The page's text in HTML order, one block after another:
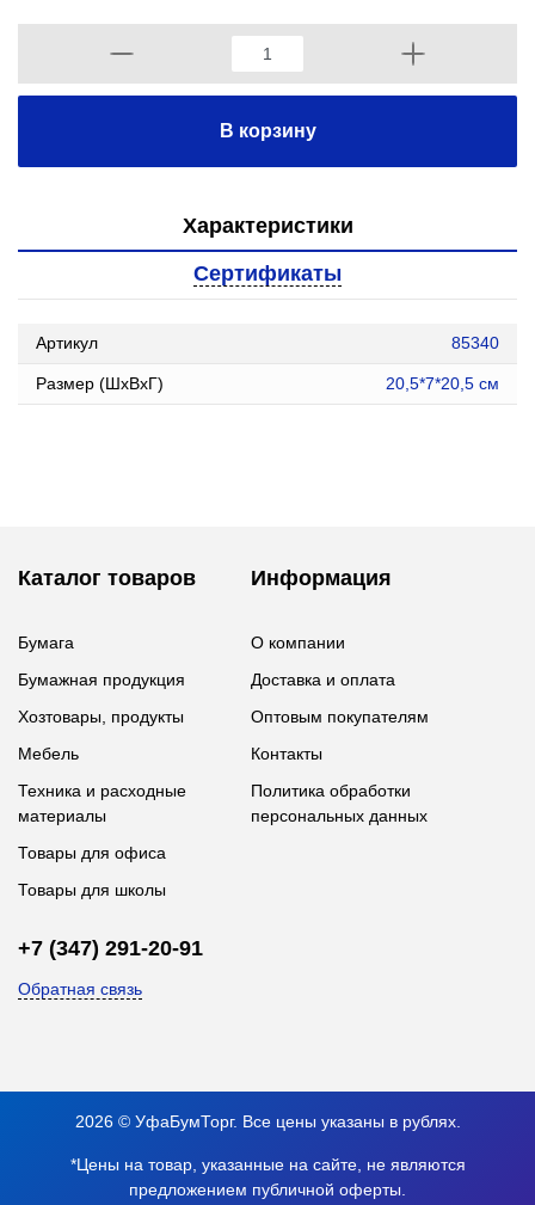
В корзину
Характеристики
Сертификаты
Артикул 85340
Размер (ШxВxГ) 20,5*7*20,5 см
Каталог товаров
Бумага
Бумажная продукция
Хозтовары, продукты
Мебель
Техника и расходные
материалы
Товары для офиса
Товары для школы
Информация
О компании
Доставка и оплата
Оптовым покупателям
Контакты
Политика обработки
персональных данных
+7 (347) 291-20-91
Обратная связь
2026 © УфаБумТорг. Все цены указаны в рублях.
*Цены на товар, указанные на сайте, не являются
предложением публичной оферты.